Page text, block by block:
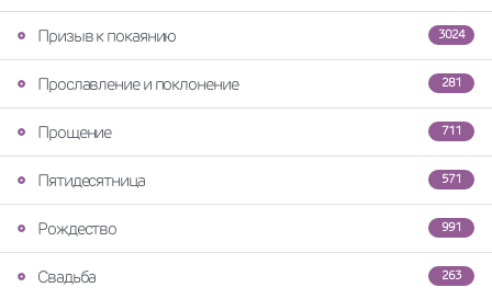
3024
Призыв к покаянию
281
Прославление и поклонение
711
Прощение
571
Пятидесятница
991
Рождество
263
Свадьба